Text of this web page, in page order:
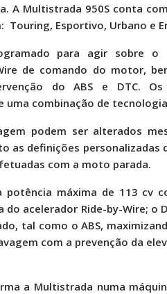
A Multistrada 950Sconta
Touring, Esportivo, Urbano e
para agir sobre o
de comando do motor,
do ABS e DTC. Os
uma combinação de
podem ser alterados
as definições personalizadas
com a moto parada.
potência máxima de 113 cv
acelerador Ride-by-Wire; o
tal como o ABS,
com a prevenção da
a Multistrada numa